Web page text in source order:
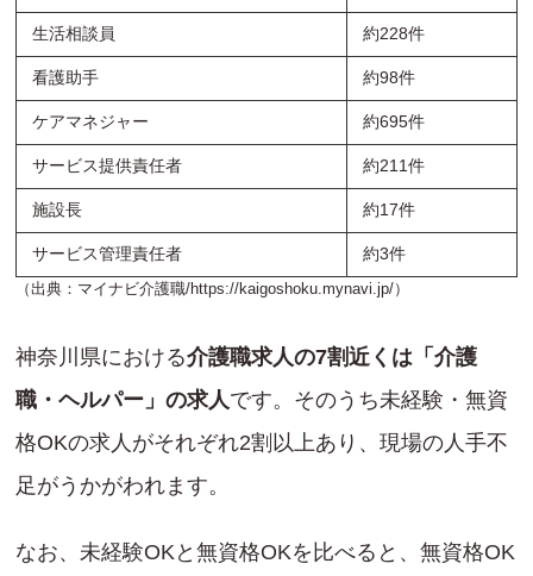
生活相談員 約228件
看護助手 約98件
ケアマネジャー 約695件
サービス提供責任者 約211件
施設長 約17件
サービス管理責任者
約3件
（出典：マイナビ介護職/https://kaigoshoku.mynavi.jp/）
神奈川県における介護職求人の7割近くは「介護
職・ヘルパー」の求人です。そのうち未経験・無資
格OKの求人がそれぞれ2割以上あり、現場の人手不
足がうかがわれます。
なお、未経験OKと無資格OKを比べると、無資格OK